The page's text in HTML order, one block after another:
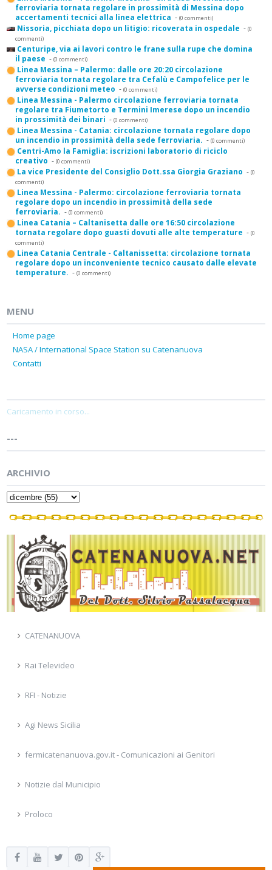
ferroviaria tornata regolare in prossimità di Messina dopo
accertamenti tecnici alla linea elettrica - (0 commenti)
Nissoria, picchiata dopo un litigio: ricoverata in ospedale - (0
commenti)
Centuripe, via ai lavori contro le frane sulla rupe che domina
il paese - (0 commenti)
Linea Messina – Palermo: dalle ore 20:20 circolazione
ferroviaria tornata regolare tra Cefalù e Campofelice per le
avverse condizioni meteo - (0 commenti)
Linea Messina - Palermo circolazione ferroviaria tornata
regolare tra Fiumetorto e Termini Imerese dopo un incendio
in prossimità dei binari - (0 commenti)
Linea Messina - Catania: circolazione tornata regolare dopo
un incendio in prossimità della sede ferroviaria. - (0 commenti)
Centri-Amo la Famiglia: iscrizioni laboratorio di riciclo
creativo - (0 commenti)
La vice Presidente del Consiglio Dott.ssa Giorgia Graziano - (0
commenti)
Linea Messina - Palermo: circolazione ferroviaria tornata
regolare dopo un incendio in prossimità della sede
ferroviaria. - (0 commenti)
Linea Catania – Caltanisetta dalle ore 16:50 circolazione
tornata regolare dopo guasti dovuti alle alte temperature - (0
commenti)
Linea Catania Centrale - Caltanissetta: circolazione tornata
regolare dopo un inconveniente tecnico causato dalle elevate
temperature. - (0 commenti)
MENU
Home page
NASA / International Space Station su Catenanuova
Contatti
Caricamento in corso...
---
ARCHIVIO
CATENANUOVA
Rai Televideo
RFI - Notizie
Agi News Sicilia
fermicatenanuova.gov.it - Comunicazioni ai Genitori
Notizie dal Municipio
Proloco